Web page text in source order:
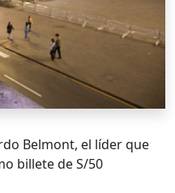
Belmont, el líder que
billete de S/50